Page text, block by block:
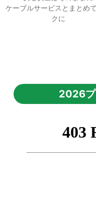
ケーブルサービスとまとめ
クに
2026プ